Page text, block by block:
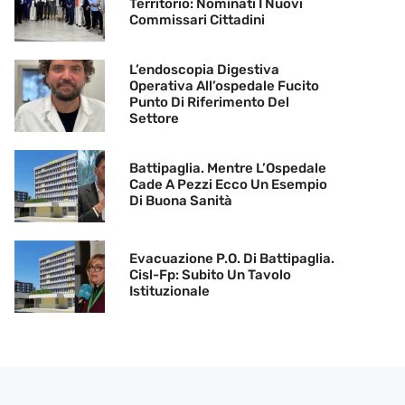
Territorio: Nominati I Nuovi
Commissari Cittadini
L’endoscopia Digestiva
Operativa All’ospedale Fucito
Punto Di Riferimento Del
Settore
Battipaglia. Mentre L’Ospedale
Cade A Pezzi Ecco Un Esempio
Di Buona Sanità
Evacuazione P.O. Di Battipaglia.
Cisl-Fp: Subito Un Tavolo
Istituzionale